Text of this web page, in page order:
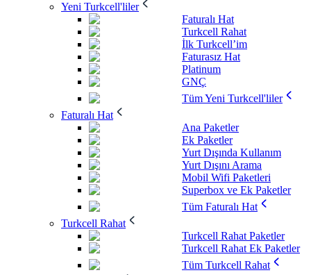
Yeni Turkcell'liler
Faturalı Hat
Turkcell Rahat
İlk Turkcell’im
Faturasız Hat
Platinum
GNÇ
Tüm Yeni Turkcell'liler
Faturalı Hat
Ana Paketler
Ek Paketler
Yurt Dışında Kullanım
Yurt Dışını Arama
Mobil Wifi Paketleri
Superbox ve Ek Paketler
Tüm Faturalı Hat
Turkcell Rahat
Turkcell Rahat Paketler
Turkcell Rahat Ek Paketler
Tüm Turkcell Rahat